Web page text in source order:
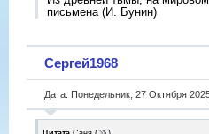
письмена (И. Бунин)
Сергей1968
Дата: Понедельник, 27 Октября